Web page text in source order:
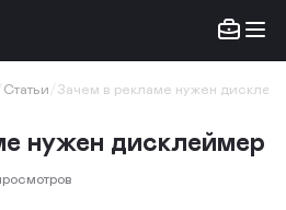
Статьи Зачем в рекламе нужен
нужен дисклеймер